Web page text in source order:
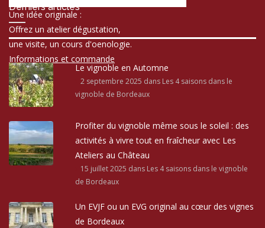
Une idée originale :
Offrez un atelier dégustation,
une visite, un cours d'oenologie.
Informations et commande
Derniers articles
Le vignoble en Automne
2 septembre 2025 dans Les 4 saisons dans le
vignoble de Bordeaux
Profiter du vignoble même sous le soleil : des
activités à vivre tout en fraîcheur avec Les
Ateliers au Château
15 juillet 2025 dans Les 4 saisons dans le vignoble
de Bordeaux
Un EVJF ou un EVG original au cœur des vignes
de Bordeaux